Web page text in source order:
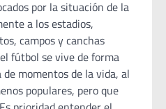
por la situación de la
a los estadios,
campos y canchas
fútbol se vive de forma
momentos de la vida, al
populares, pero que